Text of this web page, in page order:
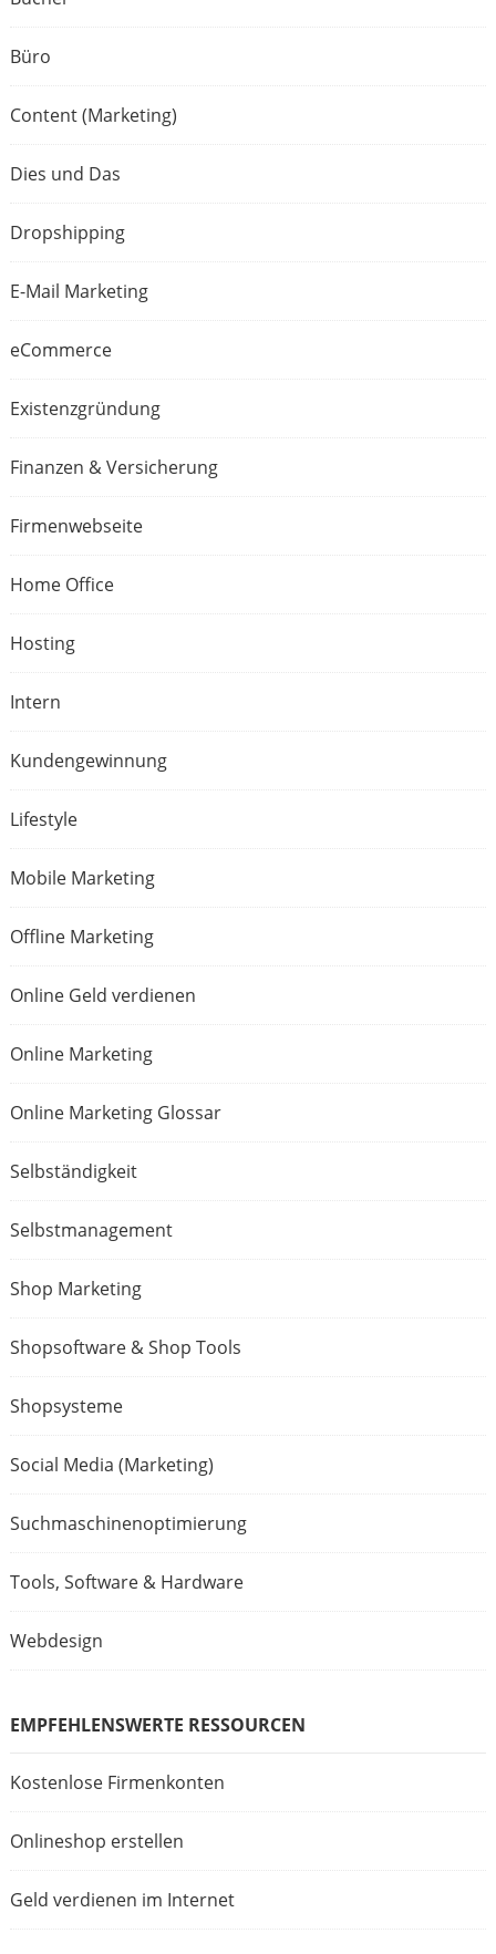
Büro
Content (Marketing)
Dies und Das
Dropshipping
E-Mail Marketing
eCommerce
Existenzgründung
Finanzen & Versicherung
Firmenwebseite
Home Office
Hosting
Intern
Kundengewinnung
Lifestyle
Mobile Marketing
Offline Marketing
Online Geld verdienen
Online Marketing
Online Marketing Glossar
Selbständigkeit
Selbstmanagement
Shop Marketing
Shopsoftware & Shop Tools
Shopsysteme
Social Media (Marketing)
Suchmaschinenoptimierung
Tools, Software & Hardware
Webdesign
EMPFEHLENSWERTE RESSOURCEN
Kostenlose Firmenkonten
Onlineshop erstellen
Geld verdienen im Internet